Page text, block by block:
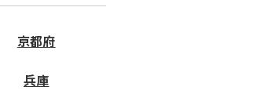
京都府
兵庫